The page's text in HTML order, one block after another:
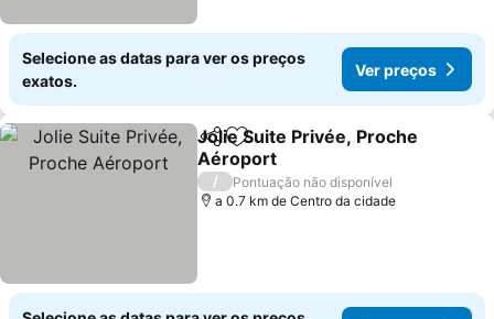
Selecione as datas para ver os preços
exatos.
Ver preços
PartilharAdicionar aos favoritos
Jolie Suite Privée, Proche
Aéroport
Ver preços
/
Pontuação não disponível
a 0.7 km de Centro da cidade